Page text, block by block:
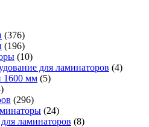
(376)
(196)
(10)
для ламинаторов (4)
1600 мм (5)
(296)
(24)
ламинаторов (8)